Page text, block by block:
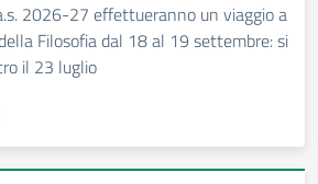
2026-27 effettueranno un viaggio a
Filosofia dal 18 al 19 settembre: si
il 23 luglio